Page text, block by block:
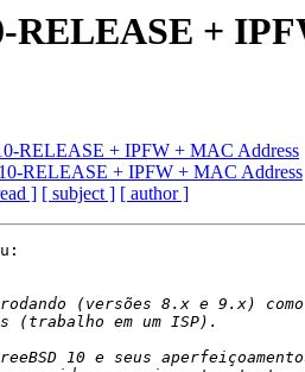
RELEASE +
RELEASE + IPFW + MAC Address
RELEASE + IPFW + MAC Address
] [ subject ] [ author ]